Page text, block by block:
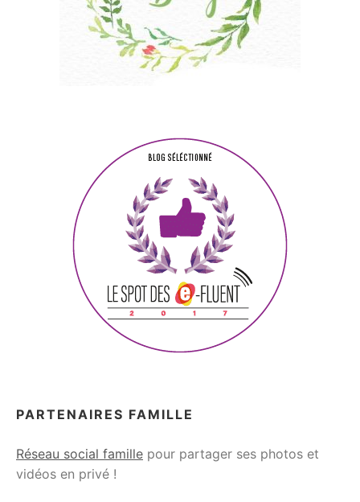
PARTENAIRES FAMILLE
Réseau social famille pour partager ses photos et
vidéos en privé !